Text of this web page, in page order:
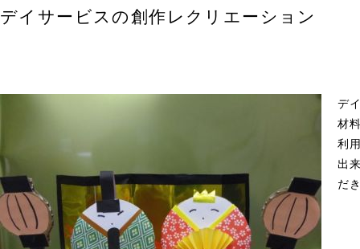
デイサービスの創作レクリエーション
デ
材
利
出
だ